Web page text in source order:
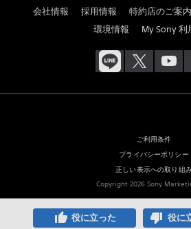
会社情報 採用情報 特約店のご案内
環境情報
My Sony 利
ご利用条件
プライバシーポリシー
正しい表示への取り組
Copyright 2026 Sony
thumb_up 役に立った thumb_down 役に